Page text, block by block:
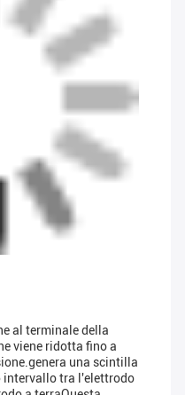
al terminale della
viene ridotta fino a
una scintilla
intervallo tra l'elettrodo